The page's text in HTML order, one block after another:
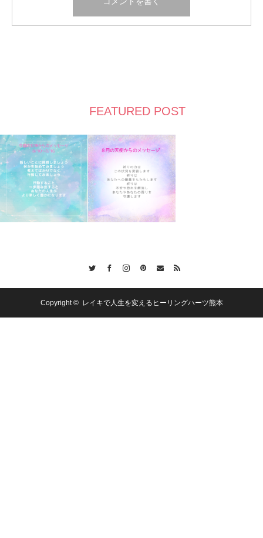
FEATURED POST
Copyright © レイキで人生を変えるヒーリングハーツ熊本